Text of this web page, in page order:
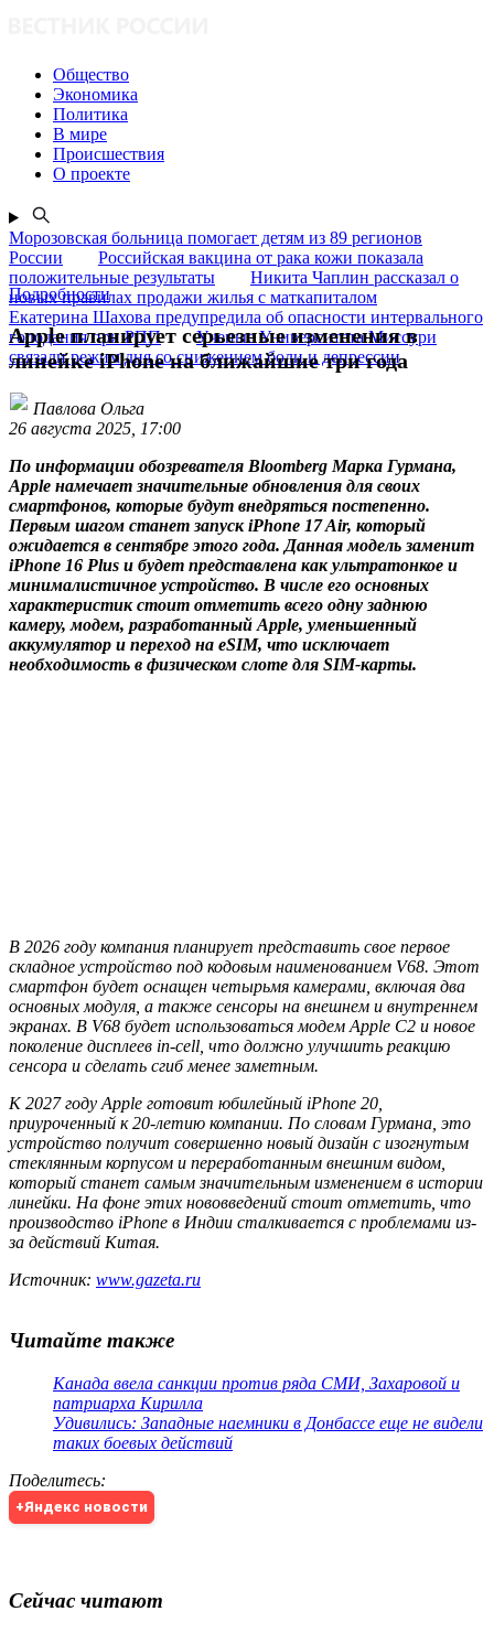
Общество
Экономика
Политика
В мире
Происшествия
О проекте
Морозовская больница помогает детям из 89 регионов
России
Российская вакцина от рака кожи показала
положительные результаты
Никита Чаплин рассказал о
новых правилах продажи жилья с маткапиталом
Екатерина Шахова предупредила об опасности интервального
голодания при РПП
Ученые Университета Миссури
связали режим дня со снижением боли и депрессии
Подробности
Apple планирует серьезные изменения в
линейке iPhone на ближайшие три года
Павлова Ольга
26 августа 2025, 17:00
По информации обозревателя Bloomberg Марка Гурмана,
Apple намечает значительные обновления для своих
смартфонов, которые будут внедряться постепенно.
Первым шагом станет запуск iPhone 17 Air, который
ожидается в сентябре этого года. Данная модель заменит
iPhone 16 Plus и будет представлена как ультратонкое и
минималистичное устройство. В числе его основных
характеристик стоит отметить всего одну заднюю
камеру, модем, разработанный Apple, уменьшенный
аккумулятор и переход на eSIM, что исключает
необходимость в физическом слоте для SIM-карты.
В 2026 году компания планирует представить свое первое
складное устройство под кодовым наименованием V68. Этот
смартфон будет оснащен четырьмя камерами, включая два
основных модуля, а также сенсоры на внешнем и внутреннем
экранах. В V68 будет использоваться модем Apple C2 и новое
поколение дисплеев in-cell, что должно улучшить реакцию
сенсора и сделать сгиб менее заметным.
К 2027 году Apple готовит юбилейный iPhone 20,
приуроченный к 20-летию компании. По словам Гурмана, это
устройство получит совершенно новый дизайн с изогнутым
стеклянным корпусом и переработанным внешним видом,
который станет самым значительным изменением в истории
линейки. На фоне этих нововведений стоит отметить, что
производство iPhone в Индии сталкивается с проблемами из-
за действий Китая.
Источник: www.gazeta.ru
Читайте также
Канада ввела санкции против ряда СМИ, Захаровой и
патриарха Кирилла
Удивились: Западные наемники в Донбассе еще не видели
таких боевых действий
Поделитесь:
+Яндекс новости
Сейчас читают